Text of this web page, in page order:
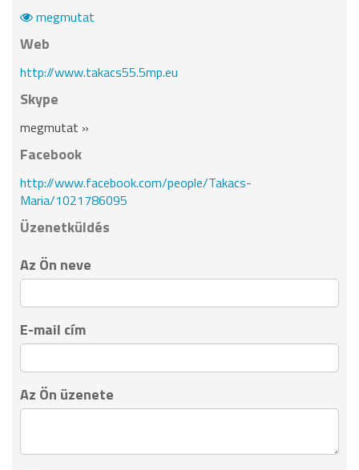
megmutat
Web
http://www.takacs55.5mp.eu
Skype
megmutat »
Facebook
http://www.facebook.com/people/Takacs-
Maria/1021786095
Üzenetküldés
Az Ön neve
E-mail cím
Az Ön üzenete